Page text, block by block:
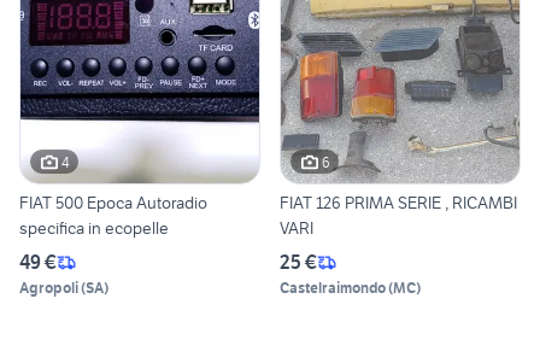
4
FIAT 500 Epoca Autoradio
specifica in ecopelle
49 €
Agropoli(SA)
6
FIAT 126 PRIMA SERIE , RICAMBI
VARI
25 €
Castelraimondo(MC)